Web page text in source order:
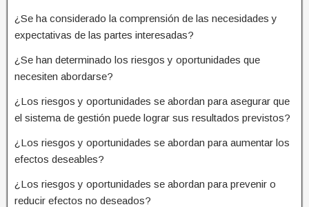
¿Se ha considerado la comprensión de las necesidades y
expectativas de las partes interesadas?
¿Se han determinado los riesgos y oportunidades que
necesiten abordarse?
¿Los riesgos y oportunidades se abordan para asegurar que
el sistema de gestión puede lograr sus resultados previstos?
¿Los riesgos y oportunidades se abordan para aumentar los
efectos deseables?
¿Los riesgos y oportunidades se abordan para prevenir o
reducir efectos no deseados?